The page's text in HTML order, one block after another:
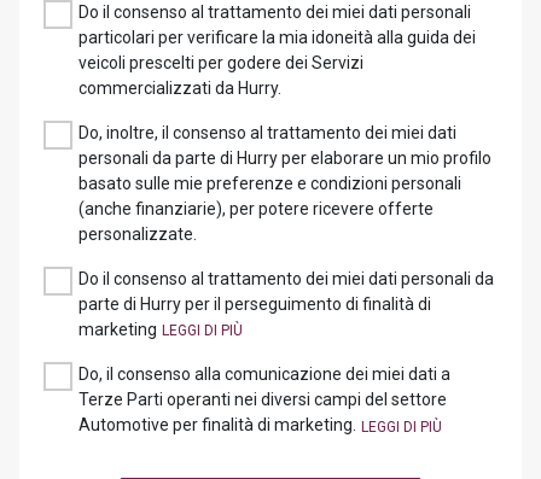
Do il consenso al trattamento dei miei dati personali
particolari per verificare la mia idoneità alla guida dei
veicoli prescelti per godere dei Servizi
commercializzati da Hurry.
Do, inoltre, il consenso al trattamento dei miei dati
personali da parte di Hurry per elaborare un mio profilo
basato sulle mie preferenze e condizioni personali
(anche finanziarie), per potere ricevere offerte
personalizzate.
Do il consenso al trattamento dei miei dati personali da
parte di Hurry per il perseguimento di finalità di
marketing
Do, il consenso alla comunicazione dei miei dati a
Terze Parti operanti nei diversi campi del settore
Automotive per finalità di marketing.